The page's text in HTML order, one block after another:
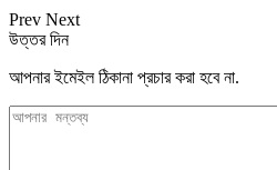
Prev Next
উত্তর দিন
আপনার ইমেইল ঠিকানা প্রচার করা হবে না.